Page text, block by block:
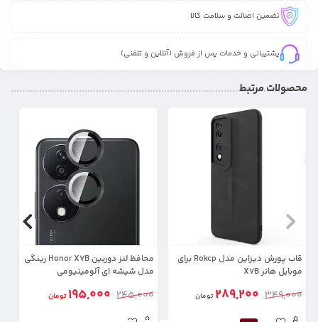
تضمین اصالت و سلامت کالا
پشتیبانی و خدمات پس از فروش (آنلاین و تلفنی)
محصولات مرتبط
قاب پورش دیزاین مدل Rokcp برای
موبایل هانر X7B
349,000
289,200 تومان
محافظ لنز دوربین Honor X7B رینگی
مدل شیشه ای آلومینیومی
245,000
195,000 تومان